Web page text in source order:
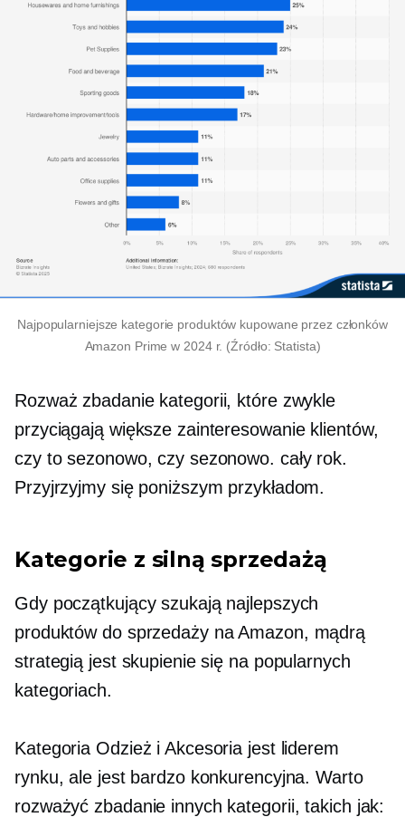
Najpopularniejsze kategorie produktów kupowane przez członków
Amazon Prime w 2024 r. (Źródło: Statista)
Rozważ zbadanie kategorii, które zwykle
przyciągają większe zainteresowanie klientów,
czy to sezonowo, czy sezonowo. cały rok.
Przyjrzyjmy się poniższym przykładom.
Kategorie z silną sprzedażą
Gdy początkujący szukają najlepszych
produktów do sprzedaży na Amazon, mądrą
strategią jest skupienie się na popularnych
kategoriach.
Kategoria Odzież i Akcesoria jest liderem
rynku, ale jest bardzo konkurencyjna. Warto
rozważyć zbadanie innych kategorii, takich jak: